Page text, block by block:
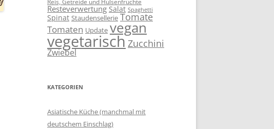
Resteverwertung Salat Spaghetti
Spinat Staudensellerie Tomate
Tomaten Update vegan
vegetarischZucchini
Zwiebel
KATEGORIEN
Asiatische Küche (manchmal mit
deutschem Einschlag)